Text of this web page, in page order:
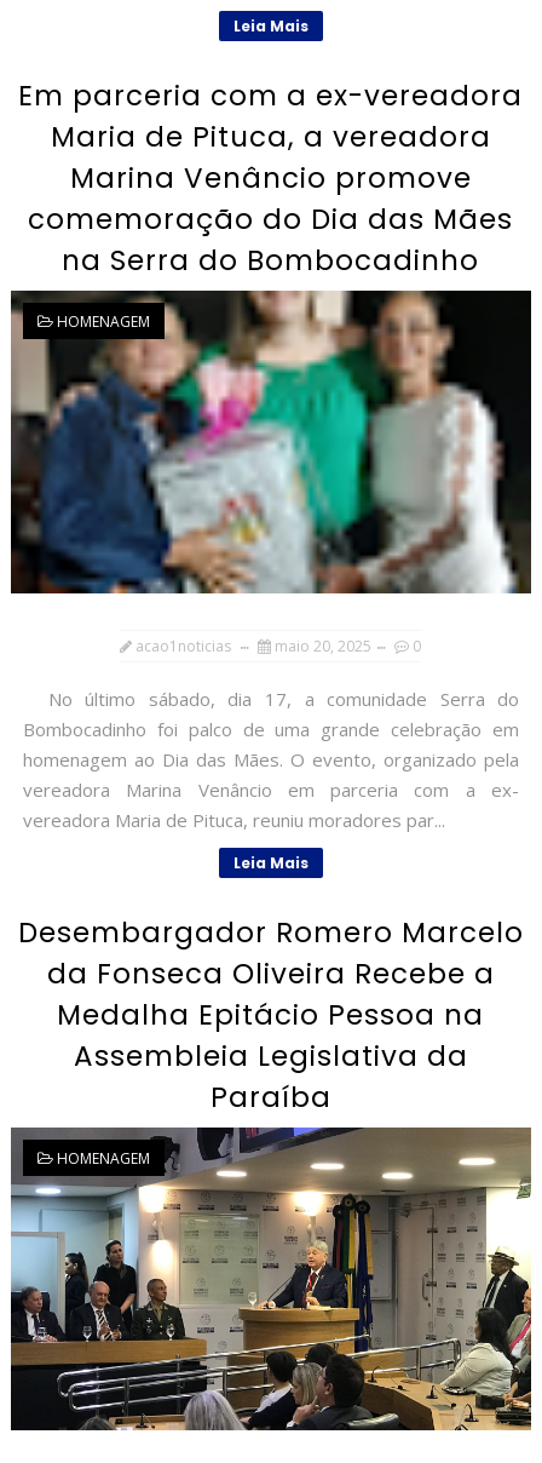
Leia Mais
Em parceria com a ex-vereadora
Maria de Pituca, a vereadora
Marina Venâncio promove
comemoração do Dia das Mães
na Serra do Bombocadinho
HOMENAGEM
acao1noticias maio 20, 2025 0
No último sábado, dia 17, a comunidade Serra do
Bombocadinho foi palco de uma grande celebração em
homenagem ao Dia das Mães. O evento, organizado pela
vereadora Marina Venâncio em parceria com a ex-
vereadora Maria de Pituca, reuniu moradores par...
Leia Mais
Desembargador Romero Marcelo
da Fonseca Oliveira Recebe a
Medalha Epitácio Pessoa na
Assembleia Legislativa da
Paraíba
HOMENAGEM